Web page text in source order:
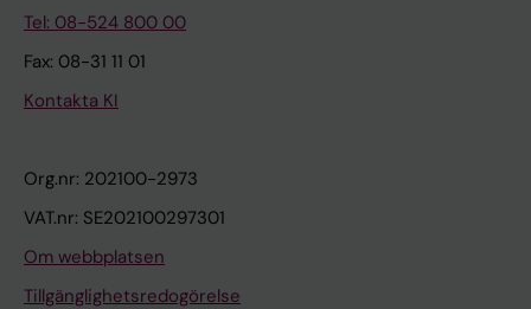
Tel: 08-524 800 00
Fax: 08-31 11 01
Kontakta KI
Org.nr: 202100-2973
VAT.nr: SE202100297301
Om webbplatsen
Tillgänglighetsredogörelse